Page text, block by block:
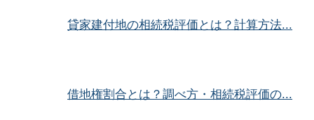
貸家建付地の相続税評価とは？計算方法...
借地権割合とは？調べ方・相続税評価の...